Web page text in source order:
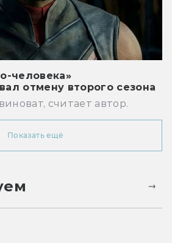
человека»
отмену второго сезона
считает автор.
Показать ещё